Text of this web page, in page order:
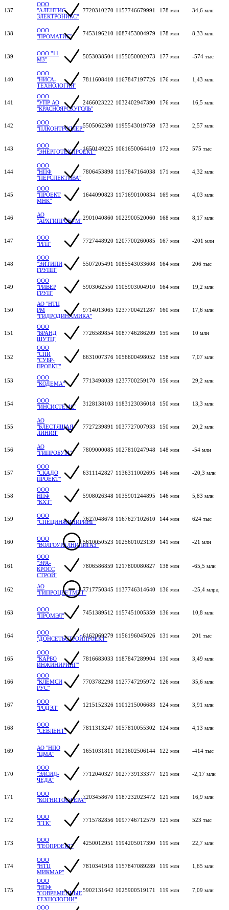
137
ООО
"АЛЕНТИС
ЭЛЕКТРОНИКС"
7720310270 1157746679991 178 млн 34,6 млн
138
ООО
"ПРОМАТИС"
7453196210 1087453004979 178 млн 8,33 млн
139
ООО "11
МЗ"
5053038504 1155050002073 177 млн -574 тыс
140
ООО
"НИСА-
ТЕХНОЛОГИЯ"
7811608410 1167847197726 176 млн 1,43 млн
141
ООО
"УПР АО
"КРАСНОЯРСКУГОЛЬ"
2466023222 1032402947390 176 млн 16,5 млн
142
ООО
"ПЛКОНТРОЛЛЕР"5505062590 1195543019759 173 млн 2,57 млн
143
ООО
"ЭНЕРГОТЕХПРОЕКТ"1650149225 1061650064410 172 млн 575 тыс
144
ООО
"НПФ
"ПЕРСПЕКТИВА"
7806453898 1117847164038 171 млн 4,32 млн
145
ООО
"ПРОЕКТ
МНК"
1644090823 1171690100834 169 млн 4,03 млн
146
АО
"АРХГИПРОБУМ"2901040860 1022900520060 168 млн 8,17 млн
147
ООО
"РГП"
7727448920 1207700260085 167 млн -201 млн
148
ООО
"ЭЙТИПИ
ГРУПП"
5507205491 1085543033608 164 млн 206 тыс
149
ООО
"РИВЕР
ГРУП"
5903062550 1105903004910 164 млн 19,2 млн
150
АО "НТЦ
РМ
"ГИДРОДИНАМИКА"
9714013065 1237700421287 160 млн 17,6 млн
151
ООО
"БРАНД
ШУТЦ"
7726589854 1087746286209 159 млн 10 млн
152
ООО
"СПИ
"СУБР-
ПРОЕКТ"
6631007376 1056600498052 158 млн 7,07 млн
153
ООО
"КОДЕМА"
7713498039 1237700259170 156 млн 29,2 млн
154
ООО
"ИНСИСТЕМС"
3128138103 1183123036018 150 млн 13,3 млн
155
АО
"БЛЕСТЯЩАЯ
ЛИНИЯ"
7727239891 1037727007933 150 млн 20,2 млн
156
АО
"ГИПРОБУМ"
7809000085 1027810247948 148 млн -54 млн
157
ООО
"СКАДО
ПРОЕКТ"
6311142827 1136311002695 146 млн -20,3 млн
158
ООО
НПФ
"КХТ"
5908026348 1035901244895 146 млн 5,83 млн
159
ООО
"СПЕЦИНЖИНИРИНГ"7627048678 1167627102610 144 млн 624 тыс
160
ООО
"ВОЛГОУРАЛНИПИГАЗ"5610050523 1025601023139 141 млн -21 млн
161
ООО
"ЭРА-
КРОСС
СТРОЙ"
7806586859 1217800080827 138 млн -65,5 млн
162
АО
"ГИПРОЦВЕТМЕТ"7717750345 1137746314640 136 млн -25,4 млрд
163
ООО
"ПРОМЭЛ"
7451389512 1157451005359 136 млн 10,8 млн
164
ООО
"ДОНСЕТЬСТРОЙПРОЕКТ"
6162069279 1156196045026 131 млн 201 тыс
165
ООО
"КАРБО
ИНЖИНИРИНГ"
7816683033 1187847289904 130 млн 3,49 млн
166
ООО
"КЛЕМСИ
РУС"
7703782298 1127747295972 126 млн 35,6 млн
167
ООО
"РОДЭЛ"
1215152326 1101215006683 124 млн 3,91 млн
168
ООО
"СЕВЛЕНТ"
7811313247 1057810055302 124 млн 4,13 млн
169
АО "НПО
"ЦМА"
1651031811 1021602506144 122 млн -414 тыс
170
ООО
"ЭЛСИД-
ЧЕДА"
7712040327 1027739133377 121 млн -2,17 млн
171
ООО
"КОГНИТОСФЕРА"7203458670 1187232023472 121 млн 16,9 млн
172
ООО
"ГТК"
7715782856 1097746712579 121 млн 523 тыс
173
ООО
"ГЕОПРОЕКТ"
4250012951 1194205017390 119 млн 22,7 млн
174
ООО
"НТЦ
МИКМАР"
7810341918 1157847089289 119 млн 1,65 млн
175
ООО
"НПФ
"СОВРЕМЕННЫЕ
ТЕХНОЛОГИИ"
5902131642 1025900519171 119 млн 7,09 млн
ООО